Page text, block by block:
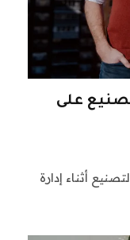
التصنيع على
أثناء إدارة